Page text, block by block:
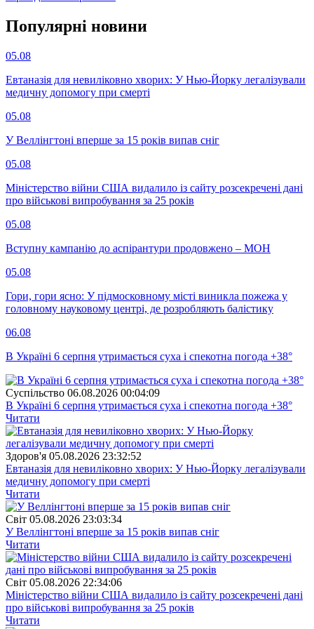
Популярнi новини
05.08
Евтаназія для невиліковно хворих: У Нью-Йорку легалізували
медичну допомогу при смерті
05.08
У Веллінгтоні вперше за 15 років випав сніг
05.08
Міністерство війни США видалило із сайту розсекречені дані
про військові випробування за 25 років
05.08
Вступну кампанію до аспірантури продовжено – МОН
05.08
Гори, гори ясно: У підмосковному місті виникла пожежа у
головному науковому центрі, де розробляють балістику
06.08
В Україні 6 серпня утримається суха і спекотна погода +38°
Суспiльство 06.08.2026 00:04:09
В Україні 6 серпня утримається суха і спекотна погода +38°
Читати
Здоров'я 05.08.2026 23:32:52
Евтаназія для невиліковно хворих: У Нью-Йорку легалізували
медичну допомогу при смерті
Читати
Свiт 05.08.2026 23:03:34
У Веллінгтоні вперше за 15 років випав сніг
Читати
Свiт 05.08.2026 22:34:06
Міністерство війни США видалило із сайту розсекречені дані
про військові випробування за 25 років
Читати